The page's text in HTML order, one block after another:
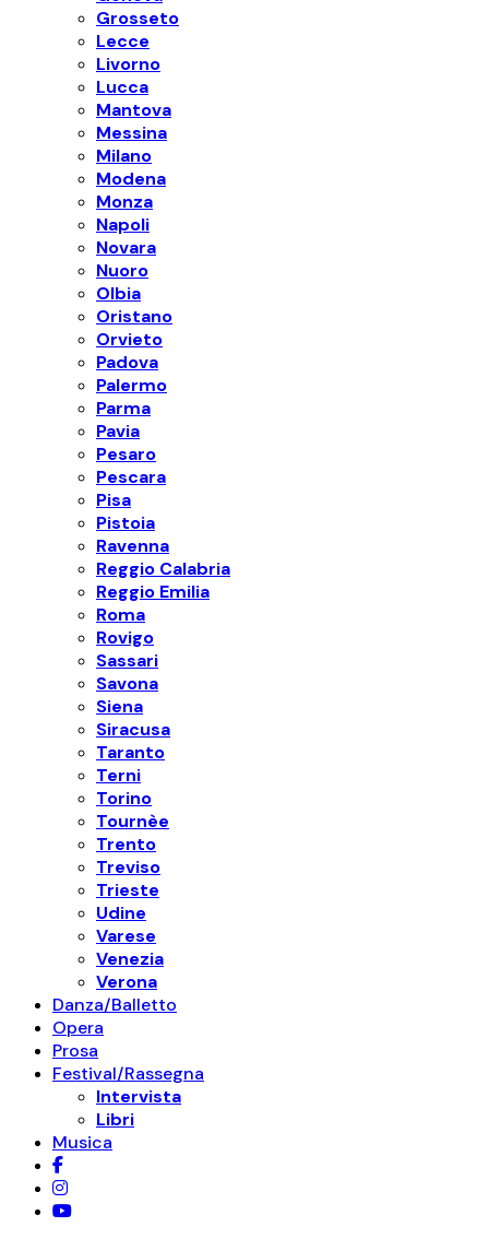
Grosseto
Lecce
Livorno
Lucca
Mantova
Messina
Milano
Modena
Monza
Napoli
Novara
Nuoro
Olbia
Oristano
Orvieto
Padova
Palermo
Parma
Pavia
Pesaro
Pescara
Pisa
Pistoia
Ravenna
Reggio Calabria
Reggio Emilia
Roma
Rovigo
Sassari
Savona
Siena
Siracusa
Taranto
Terni
Torino
Tournèe
Trento
Treviso
Trieste
Udine
Varese
Venezia
Verona
Danza/Balletto
Opera
Prosa
Festival/Rassegna
Intervista
Libri
Musica